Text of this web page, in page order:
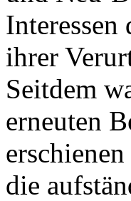
ihrer
Seitdem
erneuten
die